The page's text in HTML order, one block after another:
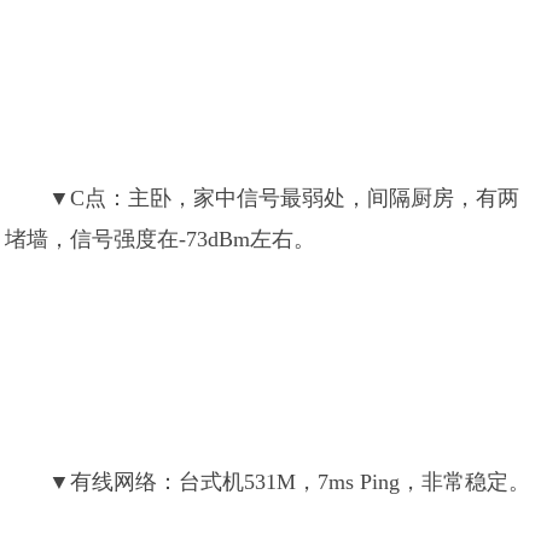
▼C点：主卧，家中信号最弱处，间隔厨房，有两
堵墙，信号强度在-73dBm左右。
▼有线网络：台式机531M，7ms Ping，非常稳定。